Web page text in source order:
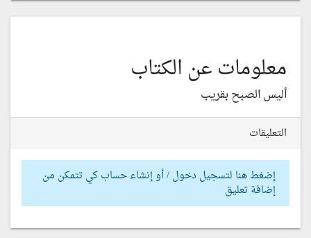
معلومات عن الكتاب
أليس الصبح بقريب
التعليقات
إضغط هنا لتسجيل دخول / أو إنشاء حساب كي تتمكن من
إضافة تعليق